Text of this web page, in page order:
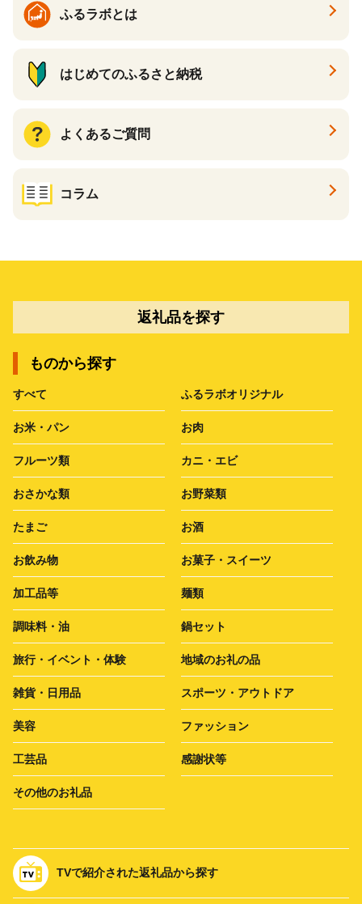
ふるラボとは
はじめてのふるさと納税
よくあるご質問
コラム
返礼品を探す
ものから探す
すべて ふるラボオリジナル
お米・パン お肉
フルーツ類 カニ・エビ
おさかな類 お野菜類
たまご お酒
お飲み物 お菓子・スイーツ
加工品等 麺類
調味料・油 鍋セット
旅行・イベント・体験 地域のお礼の品
雑貨・日用品 スポーツ・アウトドア
美容 ファッション
工芸品 感謝状等
その他のお礼品
TVで紹介された返礼品から探す